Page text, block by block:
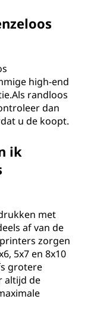
high-end
randloos
dan
u de koopt.
ik
met
af van de
zorgen
5x7 en 8x10
grotere
altijd de